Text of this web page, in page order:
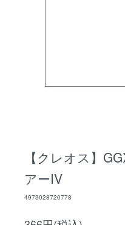
【クレオス】
アーIV
4973028720778